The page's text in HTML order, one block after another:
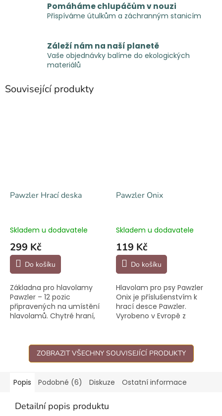
Pomáháme chlupáčům v nouzi
Přispíváme útulkům a záchranným stanicím
Záleží nám na naší planetě
Vaše objednávky balíme do ekologických
materiálů
Související produkty
Pawzler Hrací deska
Skladem u dodavatele
299 Kč
Do košíku
Základna pro hlavolamy
Pawzler – 12 pozic
připravených na umístění
hlavolamů. Chytré hraní,
Pawzler Onix
Skladem u dodavatele
119 Kč
Do košíku
Hlavolam pro psy Pawzler
Onix je příslušenstvím k
hrací desce Pawzler.
Vyrobeno v Evropě z
ZOBRAZIT VŠECHNY SOUVISEJÍCÍ PRODUKTY
Popis Podobné (6) Diskuze Ostatní informace
Detailní popis produktu